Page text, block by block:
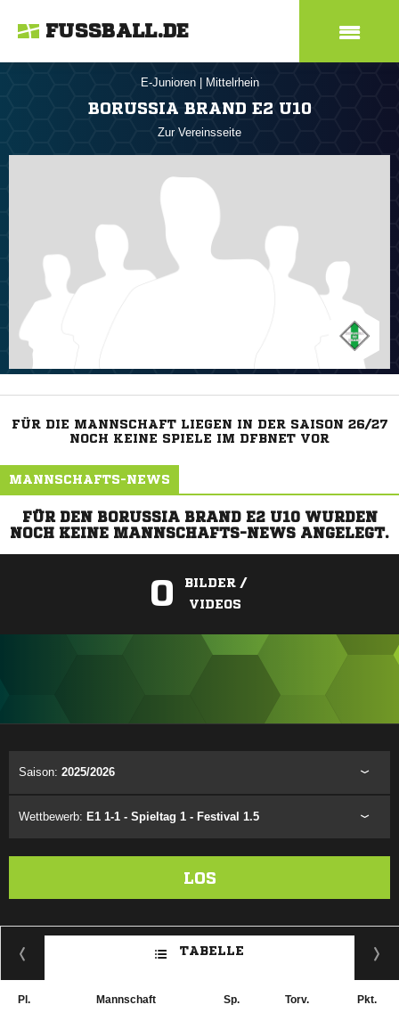
FUSSBALL.DE
E-Junioren Mittelrhein
BORUSSIA BRAND E2 U10
Zur Vereinsseite
FÜR DIE MANNSCHAFT LIEGEN IN DER SAISON 26/27
NOCH KEINE SPIELE IM DFBNET VOR
MANNSCHAFTS-NEWS
FÜR DEN BORUSSIA BRAND E2 U10 WURDEN
NOCH KEINE MANNSCHAFTS-NEWS ANGELEGT.
0
BILDER /
VIDEOS
Saison: 2025/2026
Wettbewerb: E1 1-1 - Spieltag 1 - Festival 1.5
LOS
TABELLE
Pl. Mannschaft Sp. Torv. Pkt.